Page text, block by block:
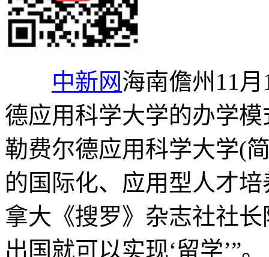
中新网海南儋州11
德应用科学大学的办学
勒费尔德应用科学大学(
的国际化、应用型人才
拿大《搜罗》杂志社社
出国就可以实现‘留学’”。